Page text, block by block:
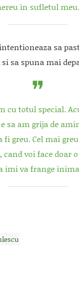
in sufletul
sa
sa spuna mai
cu totul special.
sa am grija de
fi greu. Cel mai
voi face doar
imi va frange